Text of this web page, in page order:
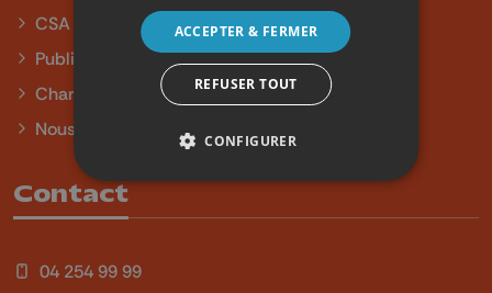
CSA
Publicité
Charte sur l'égalité et la diversité
Nous contacter
Contact
04 254 99 99
ACCEPTER & FERMER
REFUSER TOUT
CONFIGURER